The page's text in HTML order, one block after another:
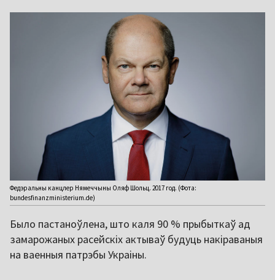
Федэральны канцлер Нямеччыны Оляф Шольц. 2017 год. (Фота:
bundesfinanzministerium.de)
Было пастаноўлена, што каля 90 % прыбыткаў ад
замарожаных расейскіх актываў будуць накіраваныя
на ваенныя патрэбы Украіны.